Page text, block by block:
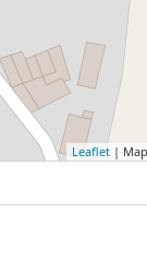
Leaflet |